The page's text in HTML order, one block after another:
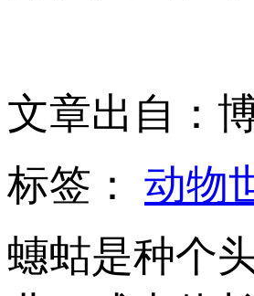
文章出自：
标签： 动物
蟪蛄是种个